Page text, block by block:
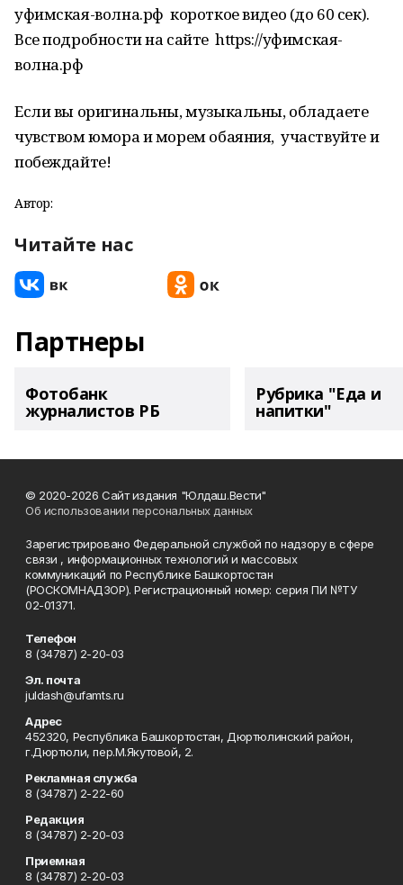
уфимская-волна.рф короткое видео (до 60 сек).
Все подробности на сайте https://уфимская-
волна.рф
Если вы оригинальны, музыкальны, обладаете
чувством юмора и морем обаяния, участвуйте и
побеждайте!
Автор:
Читайте нас
Партнеры
Фотобанк
журналистов РБ
Рубрика "Еда и
напитки"
© 2020-2026 Сайт издания "Юлдаш.Вести"
Об использовании персональных данных
Зарегистрировано Федеральной службой по надзору в сфере
связи , информационных технологий и массовых
коммуникаций по Республике Башкортостан
(РОСКОМНАДЗОР). Регистрационный номер: серия ПИ №ТУ
02-01371.
Телефон
8 (34787) 2-20-03
Эл. почта
juldash@ufamts.ru
Адрес
452320, Республика Башкортостан, Дюртюлинский район,
г.Дюртюли, пер.М.Якутовой, 2.
Рекламная служба
8 (34787) 2-22-60
Редакция
8 (34787) 2-20-03
Приемная
8 (34787) 2-20-03